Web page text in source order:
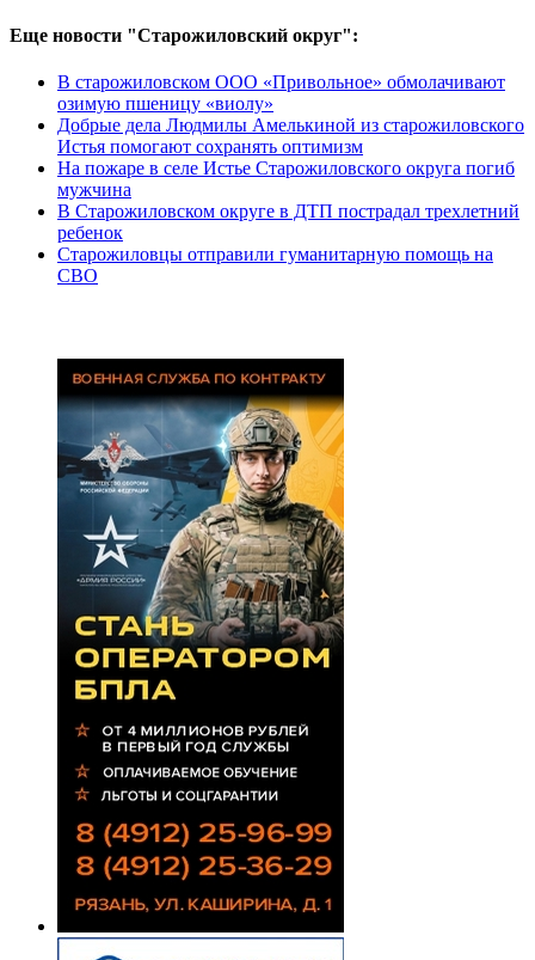
Еще новости "Старожиловский округ":
В старожиловском ООО «Привольное» обмолачивают
озимую пшеницу «виолу»
Добрые дела Людмилы Амелькиной из старожиловского
Истья помогают сохранять оптимизм
На пожаре в селе Истье Старожиловского округа погиб
мужчина
В Старожиловском округе в ДТП пострадал трехлетний
ребенок
Старожиловцы отправили гуманитарную помощь на
СВО